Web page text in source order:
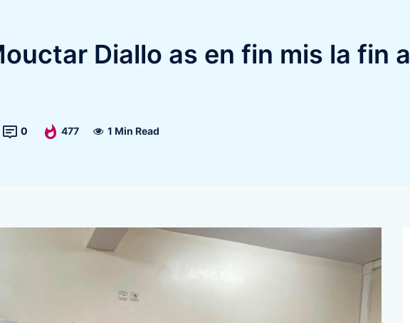
Diallo as en fin mis la fin a
0 477 1 Min Read